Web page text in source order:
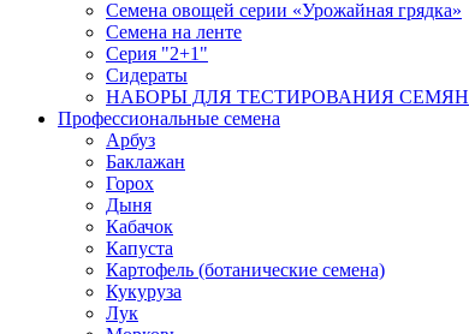
Семена овощей серии «Урожайная грядка»
Семена на ленте
Серия "2+1"
Сидераты
НАБОРЫ ДЛЯ ТЕСТИРОВАНИЯ СЕМЯН
Профессиональные семена
Арбуз
Баклажан
Горох
Дыня
Кабачок
Капуста
Картофель (ботанические семена)
Кукуруза
Лук